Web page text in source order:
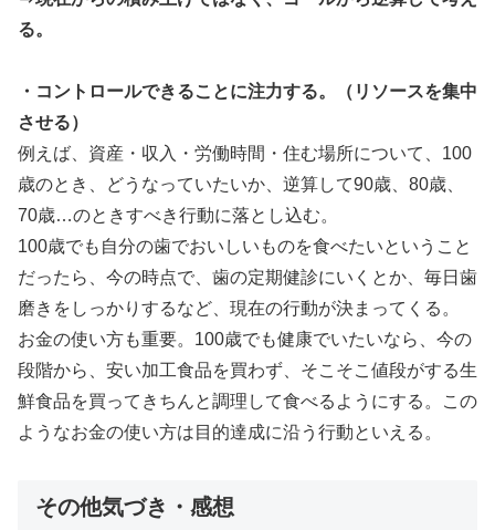
る。
・コントロールできることに注力する。（リソースを集中
させる）
例えば、資産・収入・労働時間・住む場所について、100
歳のとき、どうなっていたいか、逆算して90歳、80歳、
70歳…のときすべき行動に落とし込む。
100歳でも自分の歯でおいしいものを食べたいということ
だったら、今の時点で、歯の定期健診にいくとか、毎日歯
磨きをしっかりするなど、現在の行動が決まってくる。
お金の使い方も重要。100歳でも健康でいたいなら、今の
段階から、安い加工食品を買わず、そこそこ値段がする生
鮮食品を買ってきちんと調理して食べるようにする。この
ようなお金の使い方は目的達成に沿う行動といえる。
その他気づき・感想